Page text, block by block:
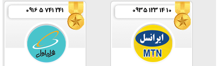
0935 123 14 10
0916 5 741 241